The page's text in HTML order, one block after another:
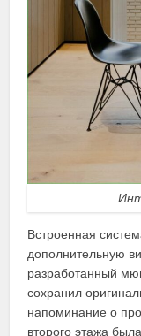
Встроенная
дополнительную
разработанный
сохранил
напоминание о
второго этажа